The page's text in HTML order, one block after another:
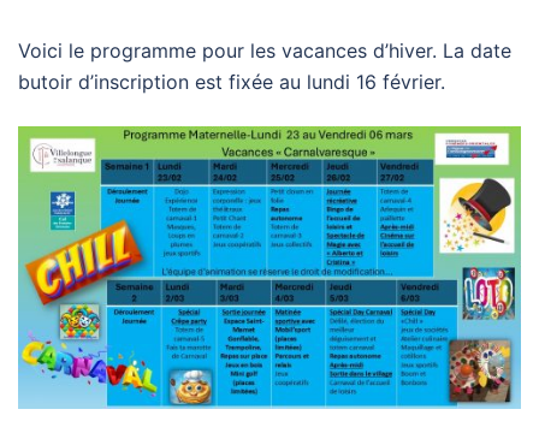
Voici le programme pour les vacances d’hiver. La date
butoir d’inscription est fixée au lundi 16 février.